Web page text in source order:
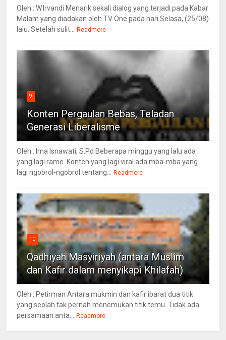
Oleh : W.Irvandi Menarik sekali dialog yang terjadi pada Kabar
Malam yang diadakan oleh TV One pada hari Selasa, (25/08)
lalu. Setelah sulit... Readmore
9
Konten Pergaulan Bebas, Teladan
Generasi Liberalisme
Oleh : Ima Isnawati, S.Pd Beberapa minggu yang lalu ada
yang lagi rame. Konten yang lagi viral ada mba-mba yang
lagi ngobrol-ngobrol tentang... Readmore
10
Qadhiyah Masyiriyah (antara Muslim
dan Kafir dalam menyikapi Khilafah)
Oleh : Petirman Antara mukmin dan kafir ibarat dua titik
yang seolah tak pernah menemukan titik temu. Tidak ada
persamaan anta... Readmore